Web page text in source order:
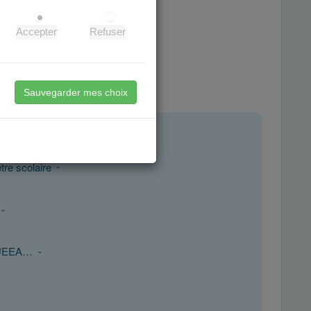
à Grenoble.
scolaire
Accepter Refuser
Sauvegarder mes choix